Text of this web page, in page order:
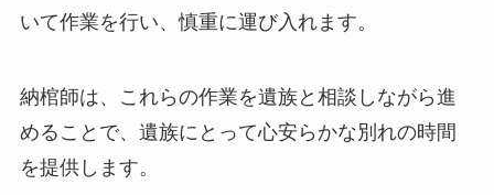
いて作業を行い、慎重に運び入れます。
納棺師は、これらの作業を遺族と相談しながら進
めることで、遺族にとって心安らかな別れの時間
を提供します。